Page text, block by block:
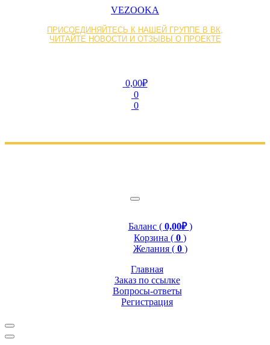
VEZOOKA
ПРИСОЕДИНЯЙТЕСЬ К НАШЕЙ ГРУППЕ В ВК,
ЧИТАЙТЕ НОВОСТИ И ОТЗЫВЫ О ПРОЕКТЕ
0,00₽
0
0
Баланс ( 0,00₽)
Корзина ( 0 )
Желания ( 0 )
Главная
Заказ по ссылке
Вопросы-ответы
Регистрация